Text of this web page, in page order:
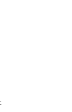
ラズベリー】
カラメルクリス